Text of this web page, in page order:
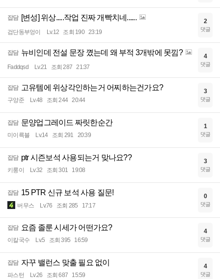
잡담 [변성] 위상.....작업 진짜 개빡치네......
검단동부엉이 Lv.12 조회 190 23:19
2
댓글
잡담 뉴비인데 전설 문장 꼈는데 왜 부적 3개밖에 못낌?
Faddqsd Lv.21 조회 287 21:37
4
댓글
잡담 고유템에 위상각인하는거 어찌하는건가요?
구양준 Lv.48 조회 244 20:44
3
댓글
잡담 문양업그레이드 짜릿한순간
미이륵블 Lv.14 조회 291 20:39
1
댓글
잡담 ptr 시즌보석 사용되는거 맞나요??
키룽이 Lv.32 조회 301 19:08
3
댓글
잡담 15 PTR 신규 보석 사용 질문!
버무스 Lv.76 조회 285 17:17
0
댓글
잡담 요즘 졸룬 시세가 어떤가요?
이칼국수 Lv.5 조회 395 16:59
4
댓글
잡담 자꾸 밸런스 맞출 필요 없이
파스턴 Lv.26 조회 687 15:59
4
댓글